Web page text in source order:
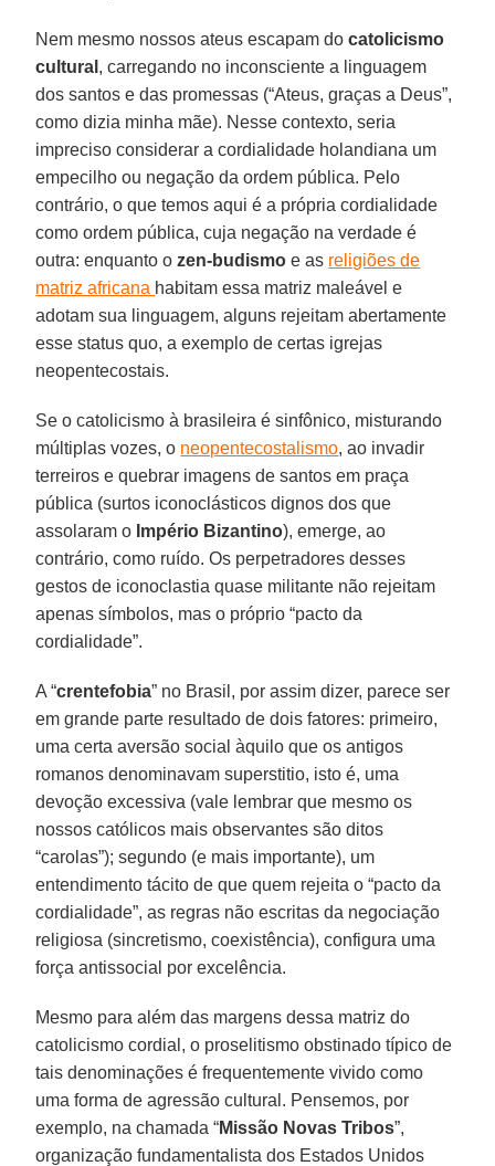
Nem mesmo nossos ateus escapam do catolicismo
cultural , carregando no inconsciente a linguagem
dos santos e das promessas (“Ateus, graças a Deus”,
como dizia minha mãe). Nesse contexto, seria
impreciso considerar a cordialidade holandiana um
empecilho ou negação da ordem pública. Pelo
contrário, o que temos aqui é a própria cordialidade
como ordem pública, cuja negação na verdade é
outra: enquanto o zen-budismo e as religiões de
matriz africana habitam essa matriz maleável e
adotam sua linguagem, alguns rejeitam abertamente
esse status quo, a exemplo de certas igrejas
neopentecostais.
Se o catolicismo à brasileira é sinfônico, misturando
múltiplas vozes, o neopentecostalismo, ao invadir
terreiros e quebrar imagens de santos em praça
pública (surtos iconoclásticos dignos dos que
assolaram o Império Bizantino), emerge, ao
contrário, como ruído. Os perpetradores desses
gestos de iconoclastia quase militante não rejeitam
apenas símbolos, mas o próprio “pacto da
cordialidade”.
A “crentefobia” no Brasil, por assim dizer, parece ser
em grande parte resultado de dois fatores: primeiro,
uma certa aversão social àquilo que os antigos
romanos denominavam superstitio, isto é, uma
devoção excessiva (vale lembrar que mesmo os
nossos católicos mais observantes são ditos
“carolas”); segundo (e mais importante), um
entendimento tácito de que quem rejeita o “pacto da
cordialidade”, as regras não escritas da negociação
religiosa (sincretismo, coexistência), configura uma
força antissocial por excelência.
Mesmo para além das margens dessa matriz do
catolicismo cordial, o proselitismo obstinado típico de
tais denominações é frequentemente vivido como
uma forma de agressão cultural. Pensemos, por
exemplo, na chamada “Missão Novas Tribos”,
organização fundamentalista dos Estados Unidos